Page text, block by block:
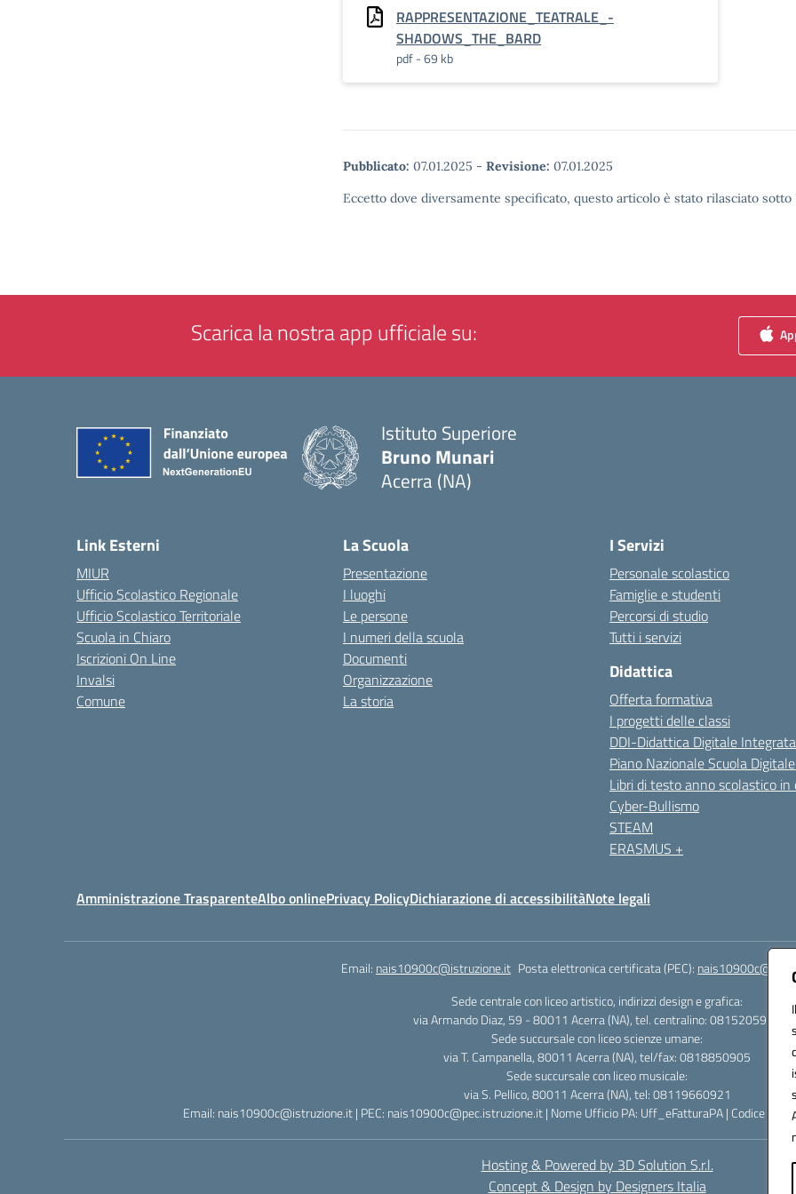
RAPPRESENTAZIONE_TEATRALE_-
SHADOWS_THE_BARD
pdf - 69 kb
Pubblicato: 07.01.2025 - Revisione: 07.01.2025
Eccetto dove diversamente specificato, questo articolo è stato rilasciato
Scarica la nostra app ufficiale su:
Istituto Superiore
Bruno Munari
Acerra (NA)
Link Esterni
MIUR
Ufficio Scolastico Regionale
Ufficio Scolastico Territoriale
Scuola in Chiaro
Iscrizioni On Line
Invalsi
Comune
La Scuola
Presentazione
I luoghi
Le persone
I numeri della scuola
Documenti
Organizzazione
La storia
I Servizi
Personale scolastico
Famiglie e studenti
Percorsi di studio
Tutti i servizi
Didattica
Offerta formativa
I progetti delle classi
DDI-Didattica Digitale Integrata
Piano Nazionale Scuola
Libri di testo anno scolastico in
Cyber-Bullismo
STEAM
ERASMUS +
Amministrazione TrasparenteAlbo onlinePrivacy PolicyDichiarazione di accessibilitàNote legali
Email: nais10900c@istruzione.it Posta elettronica certificata (PEC):
Sede centrale con liceo artistico, indirizzi design e grafica:
via Armando Diaz, 59 - 80011 Acerra (NA), tel. centralino: 0815205935
Sede succursale con liceo scienze umane:
via T. Campanella, 80011 Acerra (NA), tel/fax: 0818850905
Sede succursale con liceo musicale:
via S. Pellico, 80011 Acerra (NA), tel: 08119660921
Email: nais10900c@istruzione.it | PEC: nais10900c@pec.istruzione.it | Nome Ufficio PA: Uff_eFatturaPA | Codice
Hosting & Powered by 3D Solution S.r.l.
Concept & Design by Designers Italia